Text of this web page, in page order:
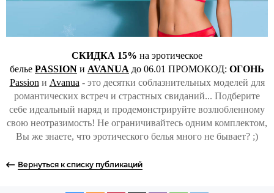
СКИДКА 15% на эротическое
белье PASSION и AVANUA до 06.01 ПРОМОКОД: ОГОНЬ
Passion и Avanua - это десятки соблазнительных моделей для
романтических встреч и страстных свиданий... Подберите
себе идеальный наряд и продемонстрируйте возлюбленному
свою неотразимость! Не ограничивайтесь одним комплектом,
Вы же знаете, что эротического белья много не бывает? ;)
Вернуться к списку публикаций